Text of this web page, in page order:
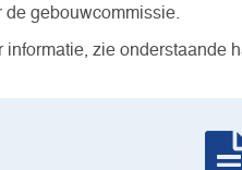
de gebouwcommissie.
informatie, zie onderstaande